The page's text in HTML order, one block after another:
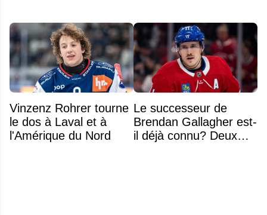
Vinzenz Rohrer tourne
le dos à Laval et à
l'Amérique du Nord
Le successeur de
Brendan Gallagher est-
il déjà connu? Deux